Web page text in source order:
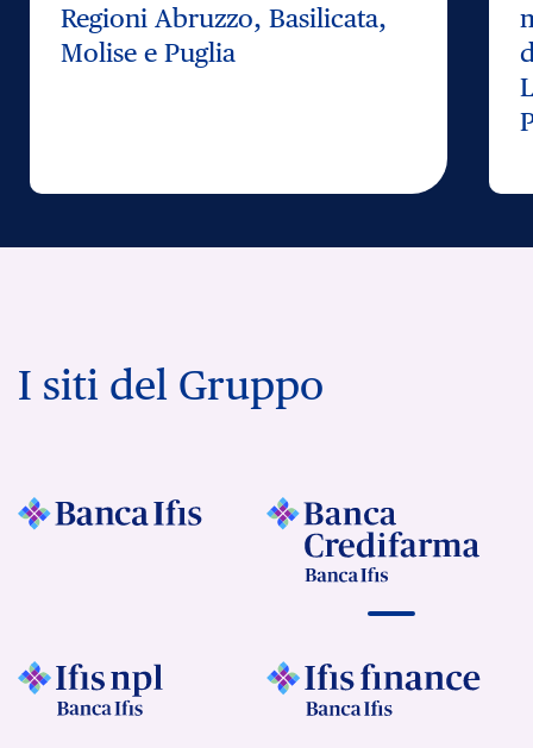
Regioni Abruzzo, Basilicata,
Molise e Puglia
I siti del Gruppo